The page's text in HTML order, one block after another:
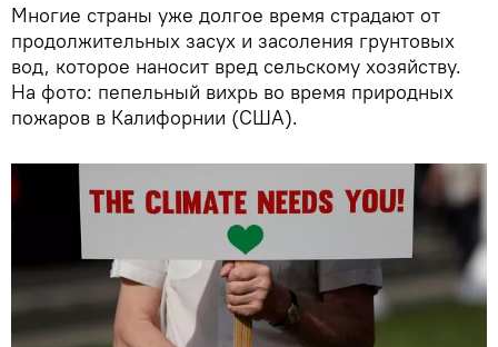
Многие страны уже долгое время страдают от
продолжительных засух и засоления грунтовых
вод, которое наносит вред сельскому хозяйству.
На фото: пепельный вихрь во время природных
пожаров в Калифорнии (США).